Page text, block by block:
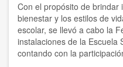
Con el propósito de brindar
bienestar y los estilos de
escolar, se llevó a cabo la
instalaciones de la Escuela
contando con la